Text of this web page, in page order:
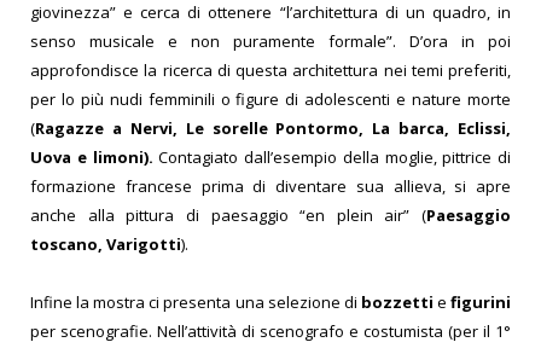
giovinezza” e cerca di ottenere “l’architettura di un quadro, in
senso musicale e non puramente formale”. D’ora in poi
approfondisce la ricerca di questa architettura nei temi preferiti,
per lo più nudi femminili o figure di adolescenti e nature morte
(Ragazze a Nervi, Le sorelle Pontormo, La barca, Eclissi,
Uova e limoni). Contagiato dall’esempio della moglie, pittrice di
formazione francese prima di diventare sua allieva, si apre
anche alla pittura di paesaggio “en plein air” (Paesaggio
toscano, Varigotti).
Infine la mostra ci presenta una selezione di bozzetti efigurini
per scenografie. Nell’attività di scenografo e costumista (per il 1°